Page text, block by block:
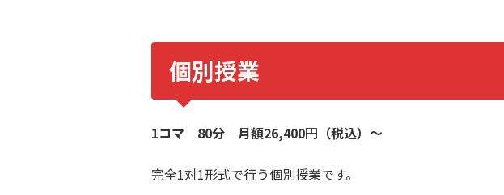
個別授業
1コマ 80分 月額26,400円（税込）〜
完全1対1形式で行う個別授業です。